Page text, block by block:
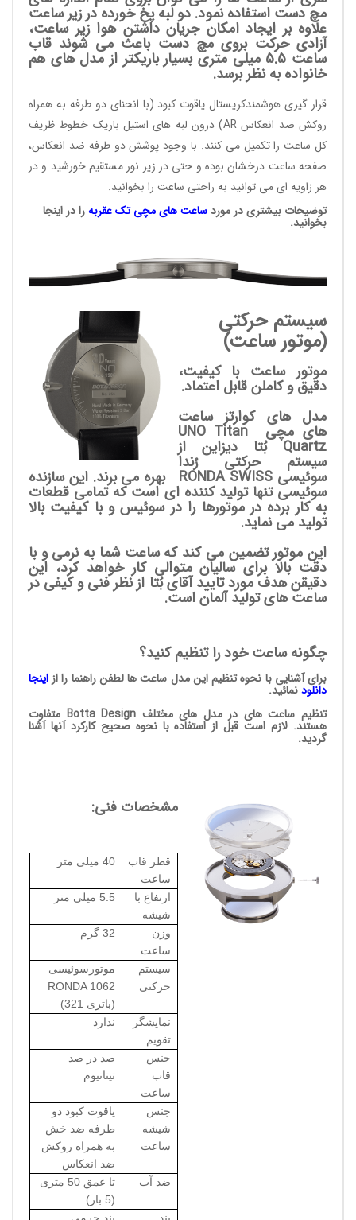
مچ دست استفاده نمود. دو لبه پخ خورده در زیر ساعت
علاوه بر ایجاد امکان جریان داشتن هوا زیر ساعت،
آزادی حرکت بروی مچ دست باعث می شوند قاب
ساعت 5.5 میلی متری بسیار باریکتر از مدل های هم
خانواده به نظر برسد.
قرار گیری هوشمندکریستال یاقوت کبود (با انحنای دو طرفه به همراه
روکش ضد انعکاس AR) درون لبه های استیل باریک خطوط ظریف
کل ساعت را تکمیل می کنند. با وجود پوشش دو طرفه ضد انعکاس،
صفحه ساعت درخشان بوده و حتی در زیر نور مستقیم خورشید و در
هر زاویه ای می توانید به راحتی ساعت را بخوانید.
توضیحات بیشتری در موردساعت های مچی تک عقربهرا در اینجا
بخوانید.
سیستم حرکتی
(موتور ساعت)
موتور ساعت با کیفیت،
دقیق و کاملن قابل اعتماد.
مدل های کوارتز ساعت
های مچی UNO Titan
Quartz بُتا دیزاین از
سیستم حرکتی رُندا
سوئیسی RONDA SWISS بهره می برند. این سازنده
سوئیسی تنها تولید کننده ای است که تمامی قطعات
به کار برده در موتورها را در سوئیس و با کیفیت بالا
تولید می نماید.
این موتور تضمین می کند که ساعت شما به نرمی و با
دقت بالا برای سالیان متوالی کار خواهد کرد، این
دقیقن هدف مورد تایید آقای بُتا از نظر فنی و کیفی در
ساعت های تولید آلمان است.
چگونه ساعت خود را تنظیم کنید؟
برای آشنایی با نحوه تنظیم این مدل ساعت ها لطفن راهنما را از اینجا
دانلودنمائید.
تنظیم ساعت های در مدل های مختلف Botta Design متفاوت
هستند. لازم است قبل از استفاده با نحوه صحیح کارکرد آنها آشنا
گردید.
مشخصات فنی:
قطر قاب
ساعت
40 میلی متر
ارتفاع با
شیشه
5.5 میلی متر
وزن
ساعت
32 گرم
سیستم
حرکتی
موتورسوئیسی
RONDA 1062
(باتری 321)
نمایشگر
تقویم
ندارد
جنس
قاب
ساعت
صد در صد
تیتانیوم
جنس
شیشه
ساعت
یاقوت کبود دو
طرفه ضد خش
به همراه روکش
ضد انعکاس
ضد آب
تا عمق 50 متری
(5 بار)